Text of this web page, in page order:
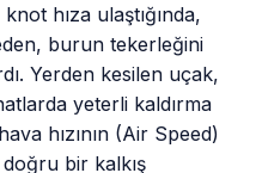
hıza ulaştığında,
burun tekerleğini
Yerden kesilen uçak,
yeterli kaldırma
hızının (Air Speed)
bir kalkış